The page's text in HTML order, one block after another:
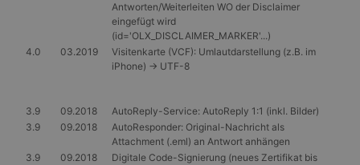
Antworten/Weiterleiten WO der Disclaimer
eingefügt wird
(id='OLX_DISCLAIMER_MARKER'...)
4.0
03.2019
Visitenkarte (VCF): Umlautdarstellung (z.B. im
iPhone) -> UTF-8
3.9 09.2018
AutoReply-Service: AutoReply 1:1 (inkl. Bilder)
3.9
09.2018
AutoResponder: Original-Nachricht als
Attachment (.eml) an Antwort anhängen
3.9
09.2018
Digitale Code-Signierung (neues Zertifikat bis